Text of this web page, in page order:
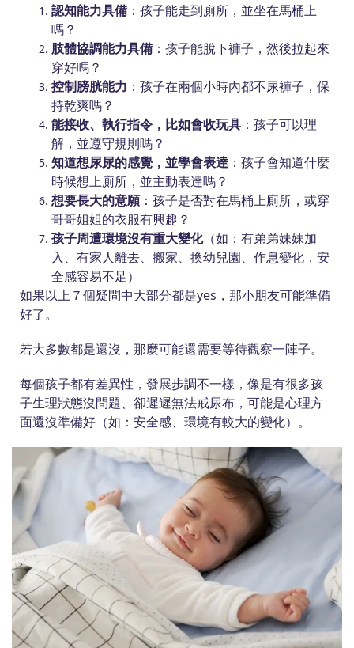
認知能力具備 ：孩子能走到廁所，並坐在馬桶上
嗎？
肢體協調能力具備 ：孩子能脫下褲子，然後拉起來
穿好嗎？
控制膀胱能力 ：孩子在兩個小時內都不尿褲子，保
持乾爽嗎？
能接收、執行指令，比如會收玩具 ：孩子可以理
解，並遵守規則嗎？
知道想尿尿的感覺，並學會表達 ：孩子會知道什麼
時候想上廁所，並主動表達嗎？
想要長大的意願：孩子是否對在馬桶上廁所，或穿
哥哥姐姐的衣服有興趣？
孩子周遭環境沒有重大變化（如：有弟弟妹妹加
入、有家人離去、搬家、換幼兒園、作息變化，安
全感容易不足）
如果以上７個疑問中大部分都是yes，那小朋友可能準備
好了。
若大多數都是還沒，那麼可能還需要等待觀察一陣子。
每個孩子都有差異性，發展步調不一樣，像是有很多孩
子生理狀態沒問題、卻遲遲無法戒尿布，可能是心理方
面還沒準備好（如：安全感、環境有較大的變化）。